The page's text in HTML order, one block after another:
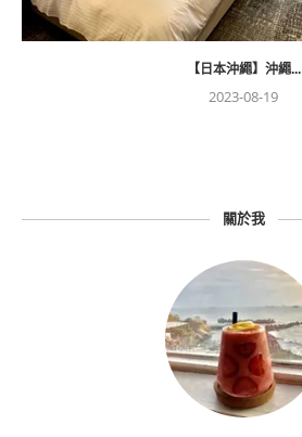
【日本沖繩】沖繩...
2023-08-19
關於我